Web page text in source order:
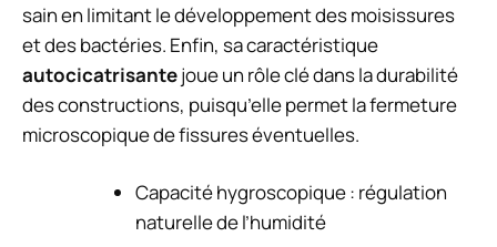
sain en limitant le développement des moisissures
et des bactéries. Enfin, sa caractéristique
autocicatrisantejoue un rôle clé dans la durabilité
des constructions, puisqu’elle permet la fermeture
microscopique de fissures éventuelles.
Capacité hygroscopique : régulation
naturelle de l’humidité